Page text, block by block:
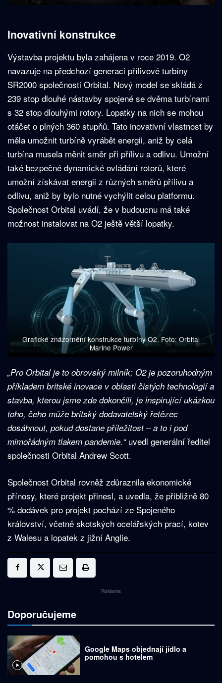
Inovativní konstrukce
Výstavba projektu byla zahájena v roce 2019. O2
navazuje na předchozí generaci přílivové turbíny
SR2000 společnosti Orbital. Nový model se skládá z
239 stop dlouhé nástavby spojené se dvěma turbínami
s 32 stop dlouhými rotory. Lopatky na nich se mohou
otáčet o plných 360 stupňů. Tato inovativní vlastnost by
měla umožnit turbíně vyrábět energii, aniž by celá
turbína musela měnit směr při přílivu a odlivu. Umožní
také bezpečné dynamické ovládání rotorů, které
umožní získávat energii z různých směrů přílivu a
odlivu, aniž by bylo nutné vychýlit celou platformu.
Společnost Orbital uvádí, že v budoucnu má také
možnost instalovat na O2 ještě větší lopatky.
Grafické znázornění konstrukce turbíny O2. Foto: Orbital
Marine Power
„Pro Orbital je to obrovský milník; O2 je pozoruhodným
příkladem britské inovace v oblasti čistých technologií a
stavba, kterou jsme zde dokončili, je inspirující ukázkou
toho, čeho může britský dodavatelský řetězec
dosáhnout, pokud dostane příležitost – a to i pod
mimořádným tlakem pandemie.“uvedl generální ředitel
společnosti Orbital Andrew Scott.
Společnost Orbital rovněž zdůraznila ekonomické
přínosy, které projekt přinesl, a uvedla, že přibližně 80
% dodávek pro projekt pochází ze Spojeného
království, včetně skotských ocelářských prací, kotev
z Walesu a lopatek z jižní Anglie.
Reklama
Doporučujeme
Google Maps objednají jídlo a
pomohou s hotelem